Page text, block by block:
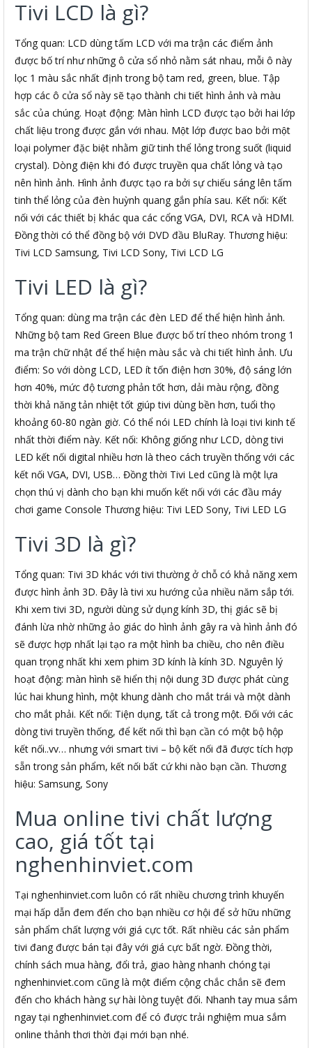
Tivi LCD là gì?
Tổng quan: LCD dùng tấm LCD với ma trận các điểm ảnh
được bố trí như những ô cửa sổ nhỏ nằm sát nhau, mỗi ô này
lọc 1 màu sắc nhất định trong bộ tam red, green, blue. Tập
hợp các ô cửa sổ này sẽ tạo thành chi tiết hình ảnh và màu
sắc của chúng. Hoạt động: Màn hình LCD được tạo bởi hai lớp
chất liệu trong được gắn với nhau. Một lớp được bao bởi một
loại polymer đặc biệt nhằm giữ tinh thể lỏng trong suốt (liquid
crystal). Dòng điện khi đó được truyền qua chất lỏng và tạo
nên hình ảnh. Hình ảnh được tạo ra bởi sự chiếu sáng lên tấm
tinh thể lỏng của đèn huỳnh quang gắn phía sau. Kết nối: Kết
nối với các thiết bị khác qua các cổng VGA, DVI, RCA và HDMI.
Đồng thời có thể đồng bộ với DVD đầu BluRay. Thương hiệu:
Tivi LCD Samsung, Tivi LCD Sony, Tivi LCD LG
Tivi LED là gì?
Tổng quan: dùng ma trận các đèn LED để thể hiện hình ảnh.
Những bộ tam Red Green Blue được bố trí theo nhóm trong 1
ma trận chữ nhật để thể hiện màu sắc và chi tiết hình ảnh. Ưu
điểm: So với dòng LCD, LED ít tốn điện hơn 30%, độ sáng lớn
hơn 40%, mức độ tương phản tốt hơn, dải màu rộng, đồng
thời khả năng tản nhiệt tốt giúp tivi dùng bền hơn, tuổi thọ
khoảng 60-80 ngàn giờ. Có thể nói LED chính là loại tivi kinh tế
nhất thời điểm này. Kết nối: Không giống như LCD, dòng tivi
LED kết nối digital nhiều hơn là theo cách truyền thống với các
kết nối VGA, DVI, USB… Đồng thời Tivi Led cũng là một lựa
chọn thú vị dành cho bạn khi muốn kết nối với các đầu máy
chơi game Console Thương hiệu: Tivi LED Sony, Tivi LED LG
Tivi 3D là gì?
Tổng quan: Tivi 3D khác với tivi thường ở chỗ có khả năng xem
được hình ảnh 3D. Đây là tivi xu hướng của nhiều năm sắp tới.
Khi xem tivi 3D, người dùng sử dụng kính 3D, thị giác sẽ bị
đánh lừa nhờ những ảo giác do hình ảnh gây ra và hình ảnh đó
sẽ được hợp nhất lại tạo ra một hình ba chiều, cho nên điều
quan trọng nhất khi xem phim 3D kính là kính 3D. Nguyên lý
hoạt động: màn hình sẽ hiển thị nội dung 3D được phát cùng
lúc hai khung hình, một khung dành cho mắt trái và một dành
cho mắt phải. Kết nối: Tiện dụng, tất cả trong một. Đối với các
dòng tivi truyền thống, để kết nối thì bạn cần có một bộ hộp
kết nối..vv… nhưng với smart tivi – bộ kết nối đã được tích hợp
sẵn trong sản phẩm, kết nối bất cứ khi nào bạn cần. Thương
hiệu: Samsung, Sony
Mua online tivi chất lượng
cao, giá tốt tại
nghenhinviet.com
Tại nghenhinviet.com luôn có rất nhiều chương trình khuyến
mại hấp dẫn đem đến cho bạn nhiều cơ hội để sở hữu những
sản phẩm chất lượng với giá cực tốt. Rất nhiều các sản phẩm
tivi đang được bán tại đây với giá cực bất ngờ. Đồng thời,
chính sách mua hàng, đổi trả, giao hàng nhanh chóng tại
nghenhinviet.com cũng là một điểm cộng chắc chắn sẽ đem
đến cho khách hàng sự hài lòng tuyệt đối. Nhanh tay mua sắm
ngay tại nghenhinviet.com để có được trải nghiệm mua sắm
online thảnh thơi thời đại mới bạn nhé.